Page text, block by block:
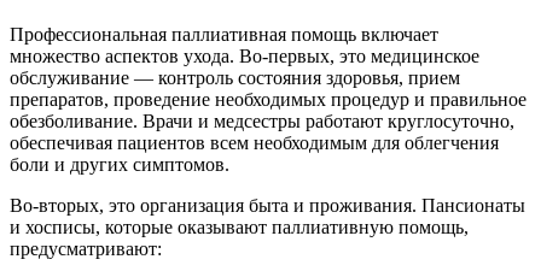
Профессиональная паллиативная помощь включает
множество аспектов ухода. Во-первых, это медицинское
обслуживание — контроль состояния здоровья, прием
препаратов, проведение необходимых процедур и правильное
обезболивание. Врачи и медсестры работают круглосуточно,
обеспечивая пациентов всем необходимым для облегчения
боли и других симптомов.
Во-вторых, это организация быта и проживания. Пансионаты
и хосписы, которые оказывают паллиативную помощь,
предусматривают: